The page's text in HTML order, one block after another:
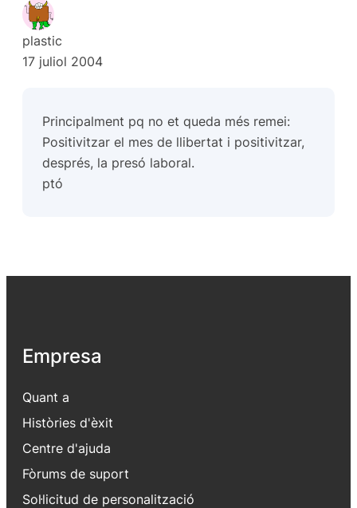
plastic
17 juliol 2004
Principalment pq no et queda més remei:
Positivitzar el mes de llibertat i positivitzar,
després, la presó laboral.
ptó
Empresa
Quant a
Històries d'èxit
Centre d'ajuda
Fòrums de suport
Sol·licitud de personalització